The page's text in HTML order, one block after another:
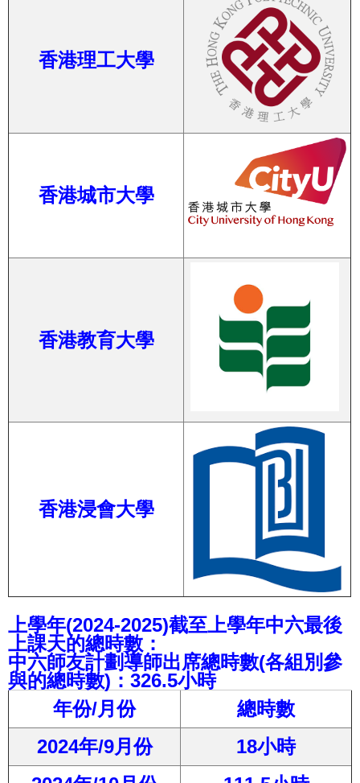
香港理工大學
香港城市大學
香港教育大學
香港浸會大學
上學年(2024-2025)截至上學年中六最後
上課天的總時數：
中六師友計劃導師出席總時數(各組別參
與的總時數)：326.5小時
年份/月份
總時數
2024年/9月份
18小時